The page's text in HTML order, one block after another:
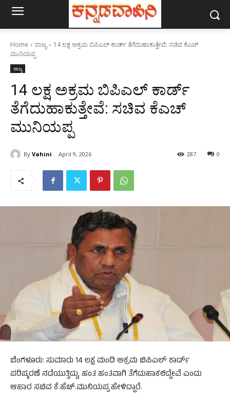
Home ರಾಜ್ಯ
14 ಲಕ್ಷ ಅಕ್ರಮ ಬಿಪಿಎಲ್ ಕಾರ್ಡ್ ತೆಗೆದುಹಾಕುತ್ತೇವೆ: ಸಚಿವ ಕೆಎಚ್
ಮುನಿಯಪ್ಪ
ರಾಜ್ಯ
14 ಲಕ್ಷ ಅಕ್ರಮ ಬಿಪಿಎಲ್ ಕಾರ್ಡ್
ತೆಗೆದುಹಾಕುತ್ತೇವೆ: ಸಚಿವ ಕೆಎಚ್
ಮುನಿಯಪ್ಪ
By Vahini April 9, 2026 0
287
ಬೆಂಗಳೂರು: ಸುಮಾರು 14 ಲಕ್ಷ ಮಂದಿ ಅಕ್ರಮ ಬಿಪಿಎಲ್ ಕಾರ್ಡ್
ಪರಿಷ್ಕರಣೆ ನಡೆಯುತ್ತಿದ್ದು, ಹಂತ ಹಂತವಾಗಿ ತೆಗೆದುಹಾಕಲಿದ್ದೇವೆ ಎಂದು
ಆಹಾರ ಸಚಿವ ಕೆ.ಹೆಚ್.ಮುನಿಯಪ್ಪ ಹೇಳಿದ್ದಾರೆ.